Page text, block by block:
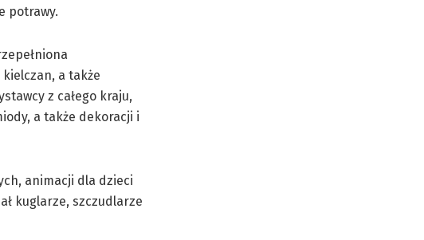
potrawy.
a także
z całego kraju,
a także dekoracji i
animacji dla dzieci
kuglarze, szczudlarze